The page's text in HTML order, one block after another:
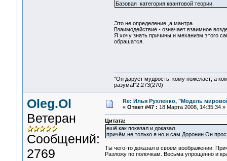
Базовая категория квантовой теории.
Это не определение ,а мантра.
Взаимодействие - означает взаимное
Я хочу знать причины и механизм этого
обрашатся.
"Он дарует мудрость, кому пожелает; а
разума!"2:273(270)
Oleg.Ol
Ветеран
Сообщений:
2769
Re: Илья Рухленко, "Модель
« Ответ #47 : 18 Марта 2008, 14:35:34 »
Цитата:
ешё как показал и доказал.
причём не только я но и сам Доронин.Он
Ты чего-то доказал в своем воображении.
Разложу по полочкам. Весьма упрощенно и